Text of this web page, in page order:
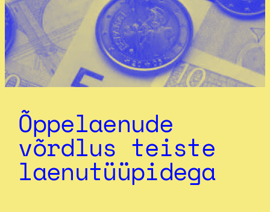
Õppelaenude
võrdlus teiste
laenutüüpidega